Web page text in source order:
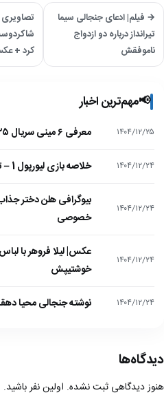
→ فیلم| ادعای جنجالی سیما
تیرانداز درباره دو ازدواج
ناموفقش
تصاویری
کرد +
📢مهم‌ترین اخبار
۱۴۰۴/۱۲/۲۵ معرفی ۶ مینی سریال ۲۰۲۵ که نباید از دست بدهید!
۱۴۰۴/۱۲/۲۴ خلاصه بازی لیورپول 1 – تاتنهام 1 (لیگ برتر انگلیس)
۱۴۰۴/۱۲/۲۴
بیوگرافی هلن دختر
خصوصی
۱۴۰۴/۱۲/۲۴
عکس| لیلا فروهر با
خوشتیپش
۱۴۰۴/۱۲/۲۴ نوشته جنجالی محیا
دیدگاه‌ها
هنوز دیدگاهی ثبت نشده. اولین نفر باشید.